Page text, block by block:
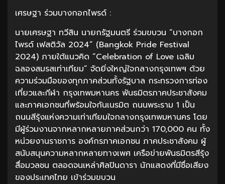
เศรษฐา ร่วมบางกอกไพรด์ :
นายเศรษฐา ทวีสิน นายกรัฐมนตรี ร่วมขบวน “บางกอก
ไพรด์ เฟสติวัล 2024” (Bangkok Pride Festival
2024) ภายใต้แนวคิด “Celebration of Love เฉลิม
ฉลองสมรสเท่าเทียม” จัดยิ่งใหญ่ใจกลางกรุงเทพฯ ด้วย
ความร่วมมือของทุกภาคส่วนทั้งรัฐบาล กระทรวงการท่อง
เที่ยวและกีฬา กรุงเทพมหานคร พันธมิตรภาคประชาสังคม
และภาคเอกชนที่พร้อมใจกันเนรมิต ถนนพระราม 1 เป็น
ถนนสีรุ้งแห่งความเท่าเทียมใจกลางกรุงเทพมหานคร โดย
มีผู้ร่วมงานจากหลากหลายภาคส่วนกว่า 170,000 คน ทั้ง
หน่วยงานราชการ องค์กรภาคเอกชน ภาคประชาสังคม ผู้
สนับสนุนความหลากหลายทางเพศ เครือข่ายพันธมิตรสีรุ้ง
สื่อมวลชน ตลอดจนเหล่าศิลปินดารา นักแสดงที่มีชื่อเสียง
ของประเทศไทย เข้าร่วมขบวน